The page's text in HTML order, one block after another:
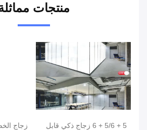
منتجات
5 + 5/6 + 6 زجاج ذكي قابل
زجاج